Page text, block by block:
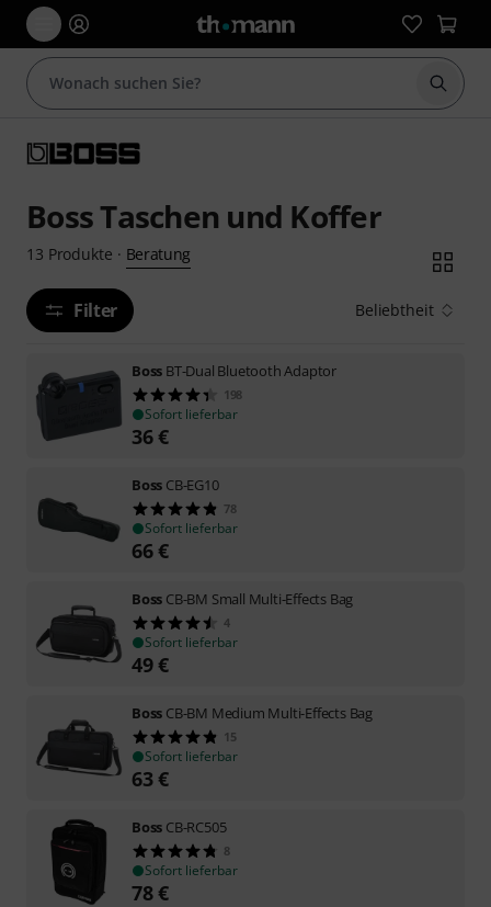
Suche
Boss Taschen und Koffer
13 Produkte · Beratung
Filter Beliebtheit
Boss BT-Dual Bluetooth Adaptor
198
Sofort lieferbar
36€
Boss CB-EG10
78
Sofort lieferbar
66€
Boss CB-BM Small Multi-Effects Bag
4
Sofort lieferbar
49€
Boss CB-BM Medium Multi-Effects Bag
15
Sofort lieferbar
63€
Boss CB-RC505
8
Sofort lieferbar
78€